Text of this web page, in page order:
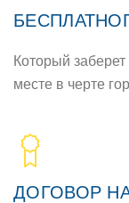
Который
месте в черте
ДОГОВОР